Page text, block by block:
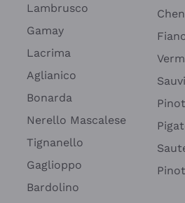
Lambrusco
Gamay
Lacrima
Aglianico
Bonarda
Nerello Mascalese
Tignanello
Gaglioppo
Bardolino